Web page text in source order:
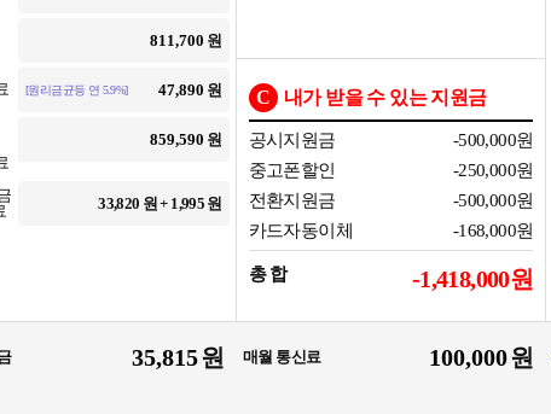
원
[원리금균등 연 5.9%] 원
원
33,820 원 + 1,995 원
C 내가 받을 수 있는 지원금
공시지원금 -500,000원
중고폰할인
-250,000원
전환지원금
-500,000원
카드자동이체
-168,000원
총 합 -1,418,000원
원 매월 통신료 원